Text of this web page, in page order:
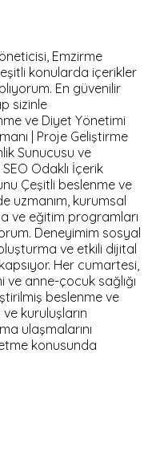
Emzirme
konularda içerikler
En güvenilir
sizinle
ve Diyet Yönetimi
| Proje Geliştirme
Sunucusu ve
Odaklı İçerik
Çeşitli beslenme ve
uzmanım, kurumsal
ve eğitim programları
Deneyimim sosyal
ve etkili dijital
Her cumartesi,
anne-çocuk sağlığı
beslenme ve
kuruluşların
ulaşmalarını
konusunda